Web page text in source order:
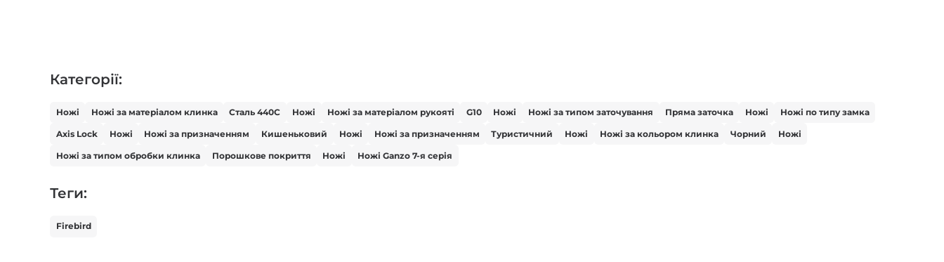
Категорії:
Ножі Ножі за матеріалом клинка Сталь 440С Ножі Ножі за матеріалом рукояті G10 Ножі Ножі за типом заточування Пряма заточка Ножі Ножі по типу замка
Axis Lock Ножі Ножі за призначенням Кишеньковий Ножі Ножі за призначенням Туристичний Ножі Ножі за кольором клинка Чорний Ножі
Ножі за типом обробки клинка Порошкове покриття Ножі Ножі Ganzo 7-я серія
Теги:
Firebird